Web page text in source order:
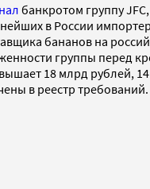
банкротом группу
в России
бананов на
группы перед
18 млрд рублей,
в реестр требований.